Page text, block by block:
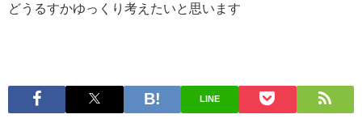
どうるすかゆっくり考えたいと思います
LINE